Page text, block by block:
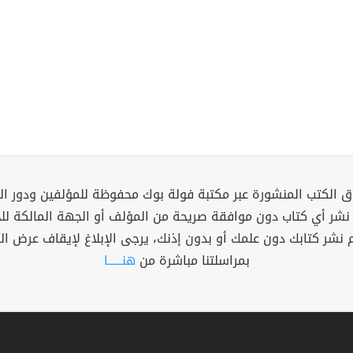
الكتب المنشورة عبر مكتبة فولة بوك محفوظة للمؤلفين ودور
نشر أي كتاب دون موافقة صريحة من المؤلف أو الجهة المالكة
نشر كتابك دون علمك أو بدون إذنك، يرجى الإبلاغ لإيقاف عرض
بمراسلتنا مباشرة من هنــــــا